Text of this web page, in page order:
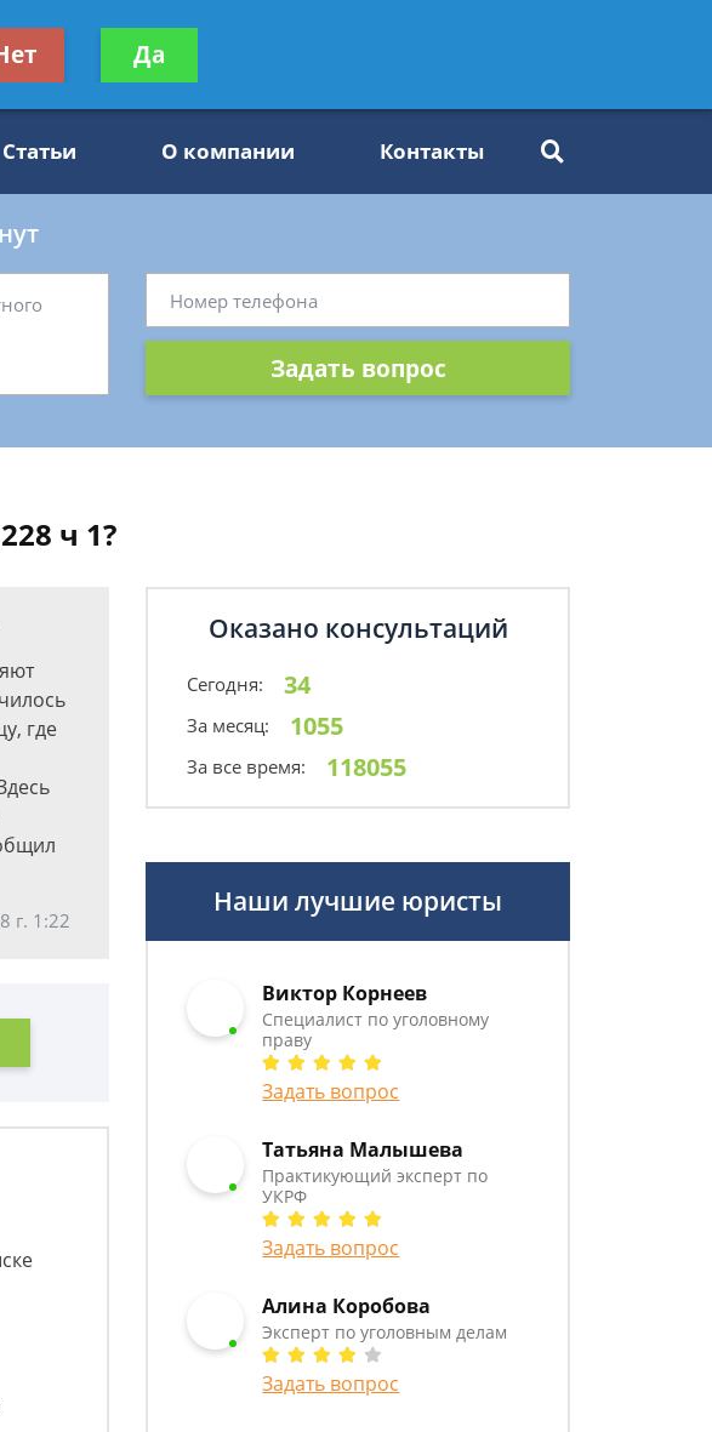
Получите консультацию
бесплатно
Статьи О компании Контакты
Задать вопрос
ч 1?
где
г. 1:22
Оказано консультаций
Сегодня: 34
За месяц: 1055
За все время: 118055
Наши лучшие юристы
Виктор Корнеев
Cпециалист по уголовному
праву
Задать вопрос
Татьяна Малышева
Практикующий эксперт по
УКРФ
Задать вопрос
Алина Коробова
Эксперт по уголовным делам
Задать вопрос
Да